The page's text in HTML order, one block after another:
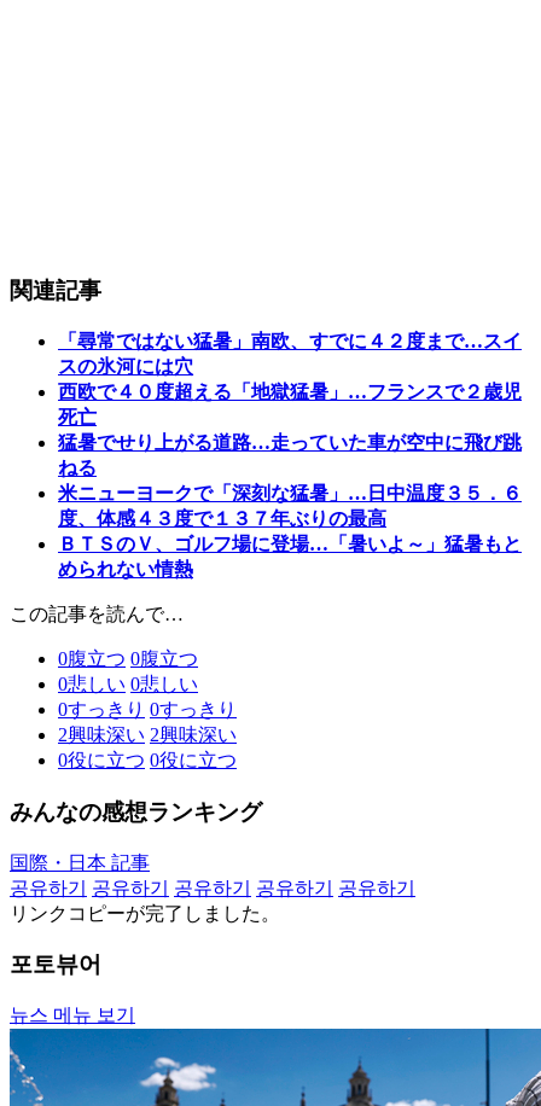
関連記事
「尋常ではない猛暑」南欧、すでに４２度まで…スイ
スの氷河には穴
西欧で４０度超える「地獄猛暑」…フランスで２歳児
死亡
猛暑でせり上がる道路…走っていた車が空中に飛び跳
ねる
米ニューヨークで「深刻な猛暑」…日中温度３５．６
度、体感４３度で１３７年ぶりの最高
ＢＴＳのＶ、ゴルフ場に登場…「暑いよ～」猛暑もと
められない情熱
この記事を読んで…
0腹立つ 0腹立つ
0悲しい 0悲しい
0すっきり 0すっきり
2興味深い 2興味深い
0役に立つ 0役に立つ
みんなの感想ランキング
国際・日本 記事
공유하기
공유하기 공유하기 공유하기
공유하기
リンクコピーが完了しました。
포토뷰어
뉴스 메뉴 보기